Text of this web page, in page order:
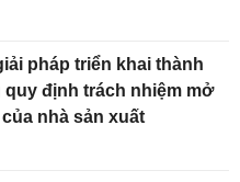
pháp triển khai thành
quy định trách nhiệm mở
nhà sản xuất